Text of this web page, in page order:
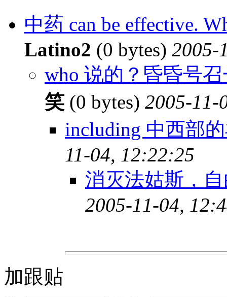
中药 can be effective.
Latino2 (0 bytes) 2005-
who 说的？昏昏号
笑 (0 bytes) 2005-11-
including 中西部
11-04, 12:22:25
消灭法姑斯，
2005-11-04,
加跟贴